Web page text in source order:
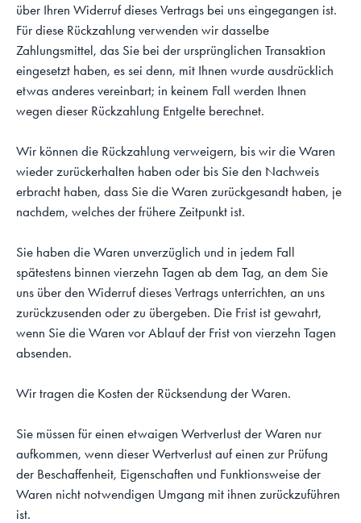
über Ihren Widerruf dieses Vertrags bei uns eingegangen ist.
Für diese Rückzahlung verwenden wir dasselbe
Zahlungsmittel, das Sie bei der ursprünglichen Transaktion
eingesetzt haben, es sei denn, mit Ihnen wurde ausdrücklich
etwas anderes vereinbart; in keinem Fall werden Ihnen
wegen dieser Rückzahlung Entgelte berechnet.
Wir können die Rückzahlung verweigern, bis wir die Waren
wieder zurückerhalten haben oder bis Sie den Nachweis
erbracht haben, dass Sie die Waren zurückgesandt haben, je
nachdem, welches der frühere Zeitpunkt ist.
Sie haben die Waren unverzüglich und in jedem Fall
spätestens binnen vierzehn Tagen ab dem Tag, an dem Sie
uns über den Widerruf dieses Vertrags unterrichten, an uns
zurückzusenden oder zu übergeben. Die Frist ist gewahrt,
wenn Sie die Waren vor Ablauf der Frist von vierzehn Tagen
absenden.
Wir tragen die Kosten der Rücksendung der Waren.
Sie müssen für einen etwaigen Wertverlust der Waren nur
aufkommen, wenn dieser Wertverlust auf einen zur Prüfung
der Beschaffenheit, Eigenschaften und Funktionsweise der
Waren nicht notwendigen Umgang mit ihnen zurückzuführen
ist.